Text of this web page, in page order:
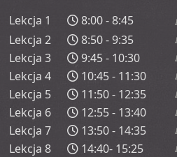
Lekcja 1 8:00 - 8:45
Lekcja 2
8:50 - 9:35
Lekcja 3
9:45 - 10:30
Lekcja 4
10:45 - 11:30
Lekcja 5
11:50 - 12:35
Lekcja 6
12:55 - 13:40
Lekcja 7
13:50 - 14:35
Lekcja 8
14:40- 15:25